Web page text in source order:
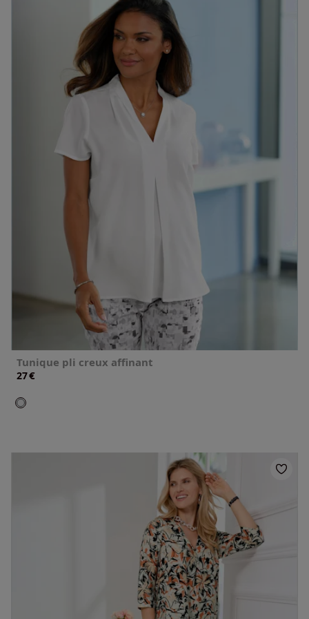
Tunique pli creux affinant
27€